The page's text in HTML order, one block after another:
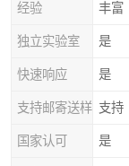
经验 丰富
独立实验室 是
快速响应 是
支持邮寄送样 支持
国家认可 是